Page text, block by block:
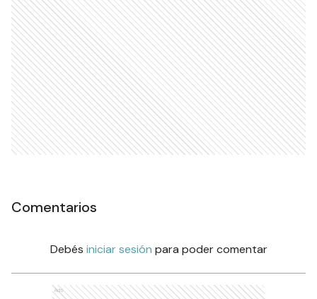
Comentarios
Debés iniciar sesión para poder comentar
Ads